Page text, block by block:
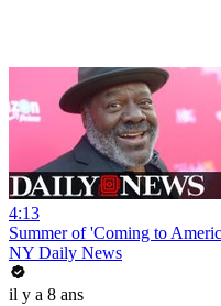
4:13
Summer of 'Coming to
NY Daily News
il y a 8 ans